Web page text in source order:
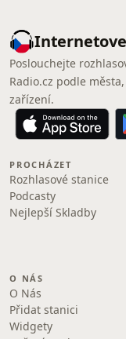
Poslouchejte
Radio.cz podle
zařízení.
PROCHÁZET
Rozhlasové stanice
Podcasty
Nejlepší Skladby
O NÁS
O Nás
Přidat stanici
Widgety